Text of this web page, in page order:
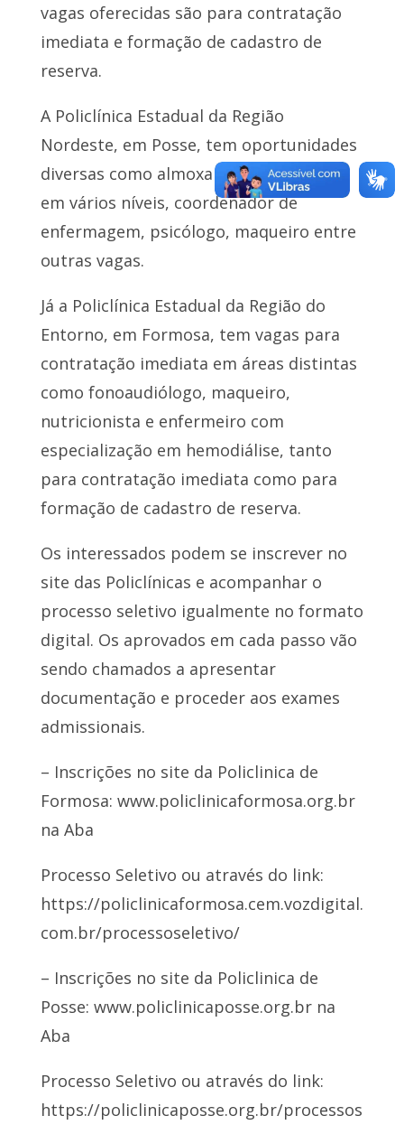
vagas oferecidas são para contratação
imediata e formação de cadastro de
reserva.
A Policlínica Estadual da Região
Nordeste, em Posse, tem oportunidades
diversas como almoxarife, assistentes
em vários níveis, coordenador de
enfermagem, psicólogo, maqueiro entre
outras vagas.
Já a Policlínica Estadual da Região do
Entorno, em Formosa, tem vagas para
contratação imediata em áreas distintas
como fonoaudiólogo, maqueiro,
nutricionista e enfermeiro com
especialização em hemodiálise, tanto
para contratação imediata como para
formação de cadastro de reserva.
Os interessados podem se inscrever no
site das Policlínicas e acompanhar o
processo seletivo igualmente no formato
digital. Os aprovados em cada passo vão
sendo chamados a apresentar
documentação e proceder aos exames
admissionais.
– Inscrições no site da Policlinica de
Formosa: www.policlinicaformosa.org.br
na Aba
Processo Seletivo ou através do link:
https://policlinicaformosa.cem.vozdigital.
com.br/processoseletivo/
– Inscrições no site da Policlinica de
Posse: www.policlinicaposse.org.br na
Aba
Processo Seletivo ou através do link:
https://policlinicaposse.org.br/processos